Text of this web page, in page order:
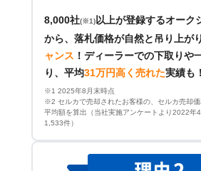
8,000社(※1) 以上が登録するオーク
から、落札価格が自然と吊り上がり
ャンス ！ ディーラーでの下取りや
り、平均31万円高く売れた実績も！
※1 2025年8月末時点
※2 セルカで売却されたお客様の、セルカ売却
平均額を算出（当社実施アンケートより2022年
1,533件）